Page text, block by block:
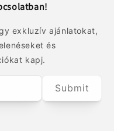
exkluzív ajánlatokat,
és
kapj.
Submit